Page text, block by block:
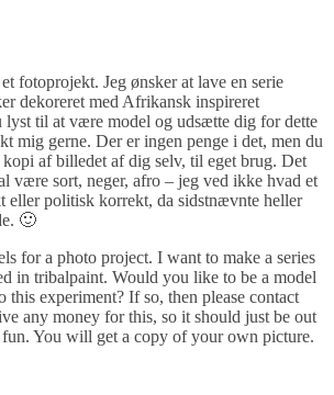
fotoprojekt. Jeg ønsker at lave en serie
dekoreret med Afrikansk inspireret
lyst til at være model og udsætte dig for dette
mig gerne. Der er ingen penge i det, men du
af billedet af dig selv, til eget brug. Det
være sort, neger, afro – jeg ved ikke hvad et
eller politisk korrekt, da sidstnævnte heller
🙂
for a photo project. I want to make a series
in tribalpaint. Would you like to be a model
this experiment? If so, then please contact
any money for this, so it should just be out
You will get a copy of your own picture.